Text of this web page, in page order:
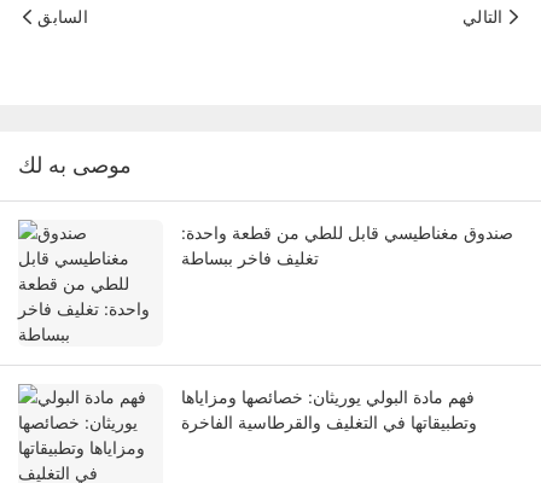
السابق التالي
موصى به لك
صندوق مغناطيسي قابل للطي من قطعة واحدة:
تغليف فاخر ببساطة
فهم مادة البولي يوريثان: خصائصها ومزاياها
وتطبيقاتها في التغليف والقرطاسية الفاخرة